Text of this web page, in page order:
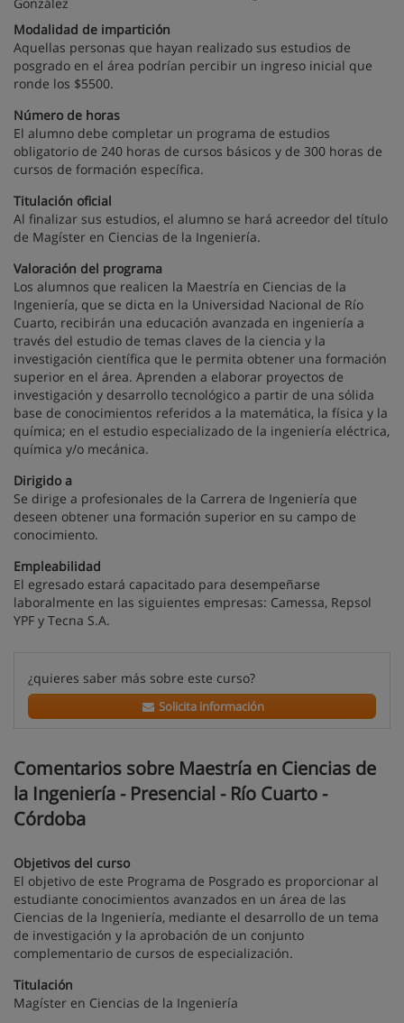
Modalidad de impartición
Aquellas personas que hayan realizado sus estudios de
posgrado en el área podrían percibir un ingreso inicial que
ronde los $5500.
Número de horas
El alumno debe completar un programa de estudios
obligatorio de 240 horas de cursos básicos y de 300 horas de
cursos de formación específica.
Titulación oficial
Al finalizar sus estudios, el alumno se hará acreedor del título
de Magíster en Ciencias de la Ingeniería.
Valoración del programa
Los alumnos que realicen la Maestría en Ciencias de la
Ingeniería, que se dicta en la Universidad Nacional de Río
Cuarto, recibirán una educación avanzada en ingeniería a
través del estudio de temas claves de la ciencia y la
investigación científica que le permita obtener una formación
superior en el área. Aprenden a elaborar proyectos de
investigación y desarrollo tecnológico a partir de una sólida
base de conocimientos referidos a la matemática, la física y la
química; en el estudio especializado de la ingeniería eléctrica,
química y/o mecánica.
Dirigido a
Se dirige a profesionales de la Carrera de Ingeniería que
deseen obtener una formación superior en su campo de
conocimiento.
Empleabilidad
El egresado estará capacitado para desempeñarse
laboralmente en las siguientes empresas: Camessa, Repsol
YPF y Tecna S.A.
¿quieres saber más sobre este curso?
Solicita información
Comentarios sobre Maestría en Ciencias de
la Ingeniería - Presencial - Río Cuarto -
Córdoba
Objetivos del curso
El objetivo de este Programa de Posgrado es proporcionar al
estudiante conocimientos avanzados en un área de las
Ciencias de la Ingeniería, mediante el desarrollo de un tema
de investigación y la aprobación de un conjunto
complementario de cursos de especialización.
Titulación
Magíster en Ciencias de la Ingeniería